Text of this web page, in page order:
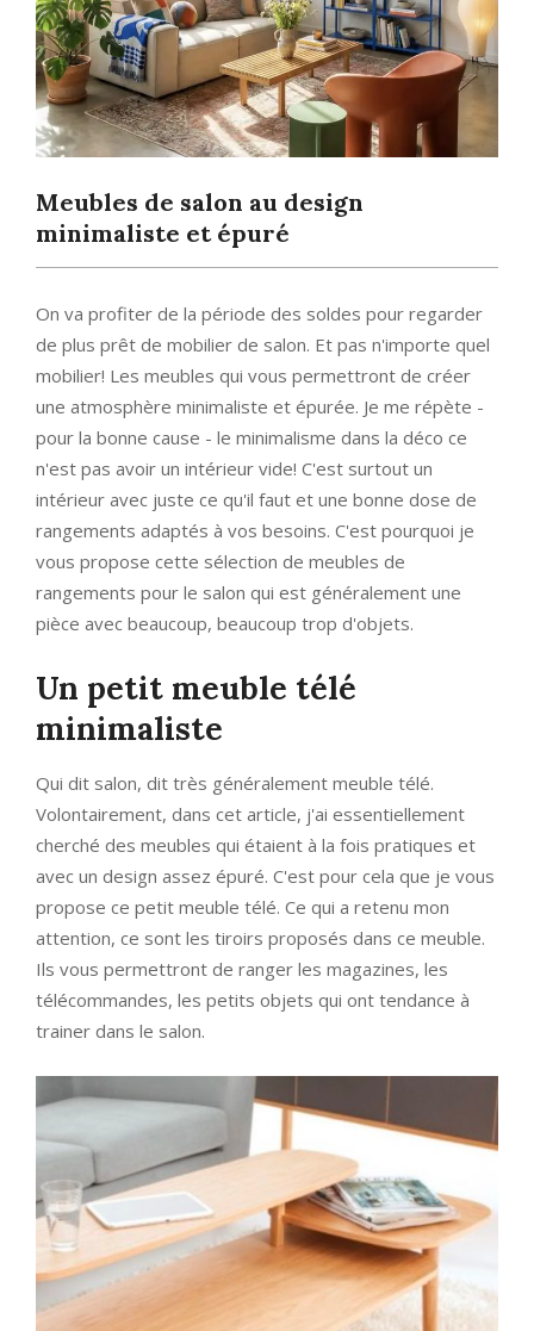
Meubles de salon au design
minimaliste et épuré
On va profiter de la période des soldes pour regarder
de plus prêt de mobilier de salon. Et pas n'importe quel
mobilier! Les meubles qui vous permettront de créer
une atmosphère minimaliste et épurée. Je me répète -
pour la bonne cause - le minimalisme dans la déco ce
n'est pas avoir un intérieur vide! C'est surtout un
intérieur avec juste ce qu'il faut et une bonne dose de
rangements adaptés à vos besoins. C'est pourquoi je
vous propose cette sélection de meubles de
rangements pour le salon qui est généralement une
pièce avec beaucoup, beaucoup trop d'objets.
Un petit meuble télé
minimaliste
Qui dit salon, dit très généralement meuble télé.
Volontairement, dans cet article, j'ai essentiellement
cherché des meubles qui étaient à la fois pratiques et
avec un design assez épuré. C'est pour cela que je vous
propose ce petit meuble télé. Ce qui a retenu mon
attention, ce sont les tiroirs proposés dans ce meuble.
Ils vous permettront de ranger les magazines, les
télécommandes, les petits objets qui ont tendance à
trainer dans le salon.